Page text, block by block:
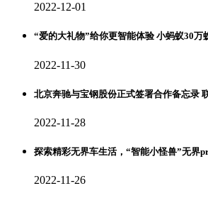
2022-12-01
“爱的大礼物”给你更智能体验 小蚂蚁30万
2022-11-30
北京奔驰与宝钢股份正式签署合作备忘录
2022-11-28
探索精彩无界车生活，“智能小怪兽”无界
2022-11-26